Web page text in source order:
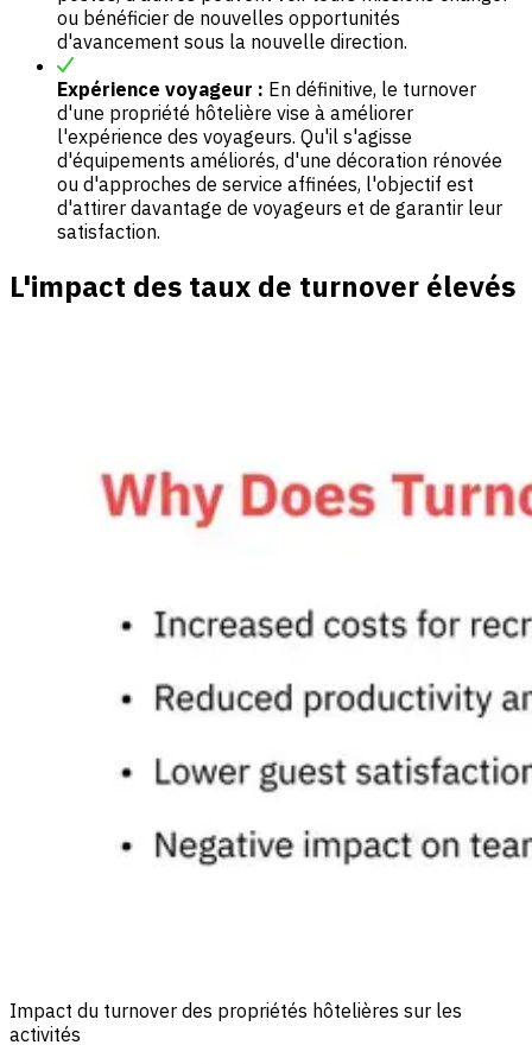
ou bénéficier de nouvelles opportunités
d'avancement sous la nouvelle direction.
Expérience voyageur : En définitive, le turnover
d'une propriété hôtelière vise à améliorer
l'expérience des voyageurs. Qu'il s'agisse
d'équipements améliorés, d'une décoration rénovée
ou d'approches de service affinées, l'objectif est
d'attirer davantage de voyageurs et de garantir leur
satisfaction.
L'impact des taux de turnover élevés
Impact du turnover des propriétés hôtelières sur les
activités